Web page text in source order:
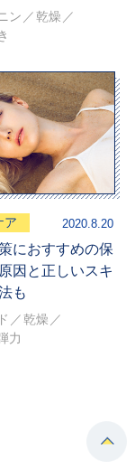
ン
乾燥
ア 2020.8.20
におすすめの保
因と正しいスキ
も
乾燥
力